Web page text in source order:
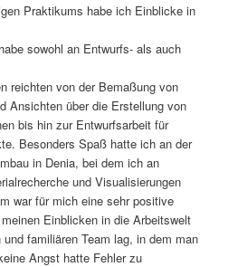
Praktikums habe ich Einblicke in
sowohl an Entwurfs- als auch
reichten von der Bemaßung von
Ansichten über die Erstellung von
bis hin zur Entwurfsarbeit für
Besonders Spaß hatte ich an der
in Denia, bei dem ich an
und Visualisierungen
war für mich eine sehr positive
Einblicken in die Arbeitswelt
familiären Team lag, in dem man
Angst hatte Fehler zu